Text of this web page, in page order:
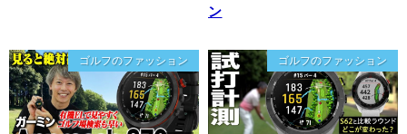
ン
ゴルフのファッション ゴルフのファッション